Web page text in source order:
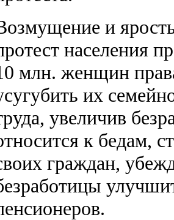
и
населения
млн. женщин
их
увеличив
к бедам,
граждан,